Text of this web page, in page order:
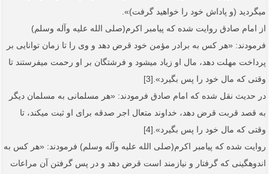
می‏گردید (و پاداش خود را خواهید گرفت)».
از امام صادق روایت شده که پیامبر اکرم(صلی الله علیه وآله وسلم)
فرمودند: «هر کس به برادر مؤمن خود قرض دهد و وی را تا زمان توانایی بر
پرداخت مهلت دهد، مال او زیاد می‏شود و فرشتگان بر او رحمت می‏فرستند تا
وقتی که مال خود را پس بگیرد».[3]
در حدیث نقل شده که امام صادق فرمودند: «هر مسلمانی به مسلمان دیگر
به قصد قربت قرض دهد، خداوند متعال اجر صدقه برای او ثبت می‏کند، تا
وقتی که مال خود را پس بگیرد».[4]
روایت شده که پیامبر اکرم(صلی الله علیه وآله وسلم) فرمودند: «هر کس به
اندوهگینی که گرفتار و نیازمند است قرض دهد و در پس گرفتن آن مراعات